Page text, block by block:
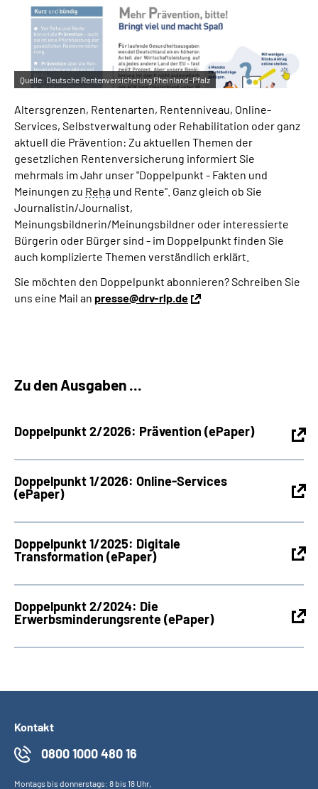
Quelle: Deutsche Rentenversicherung Rheinland-Pfalz
Altersgrenzen, Rentenarten, Rentenniveau, Online-
Services, Selbstverwaltung oder Rehabilitation oder ganz
aktuell die Prävention: Zu aktuellen Themen der
gesetzlichen Rentenversicherung informiert Sie
mehrmals im Jahr unser "Doppelpunkt - Fakten und
Meinungen zu Reha und Rente". Ganz gleich ob Sie
Journalistin/Journalist,
Meinungsbildnerin/Meinungsbildner oder interessierte
Bürgerin oder Bürger sind - im Doppelpunkt finden Sie
auch komplizierte Themen verständlich erklärt.
Sie möchten den Doppelpunkt abonnieren? Schreiben Sie
uns eine Mail an presse@drv-rlp.de
Zu den Ausgaben ...
Doppelpunkt 2/2026: Prävention (ePaper)
Doppelpunkt 1/2026: Online-Services
(ePaper)
Doppelpunkt 1/2025: Digitale
Transformation (ePaper)
Doppelpunkt 2/2024: Die
Erwerbsminderungsrente (ePaper)
Kontakt
0800 1000 480 16
Montags bis donnerstags: 8 bis 18 Uhr,